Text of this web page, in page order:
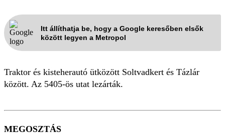
Itt állíthatja be, hogy a Google keresőben elsők
között legyen a Metropol
Traktor és kisteherautó ütközött Soltvadkert és Tázlár
között. Az 5405-ös utat lezárták.
MEGOSZTÁS